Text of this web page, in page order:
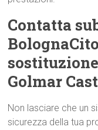
Contatta
Golmar
Non lasciare che un
sicurezza della tua